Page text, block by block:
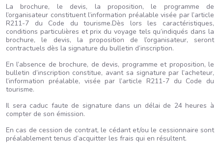
La brochure, le devis, la proposition, le programme de
l’organisateur constituent l’information préalable visée par l’article
R211-7 du Code du tourisme.Dès lors les caractéristiques,
conditions particulières et prix du voyage tels qu’indiqués dans la
brochure, le devis, la proposition de l’organisateur, seront
contractuels dès la signature du bulletin d’inscription.
En l’absence de brochure, de devis, programme et proposition, le
bulletin d’inscription constitue, avant sa signature par l’acheteur,
l’information préalable, visée par l’article R211-7 du Code du
tourisme.
Il sera caduc faute de signature dans un délai de 24 heures à
compter de son émission.
En cas de cession de contrat, le cédant et/ou le cessionnaire sont
préalablement tenus d’acquitter les frais qui en résultent.